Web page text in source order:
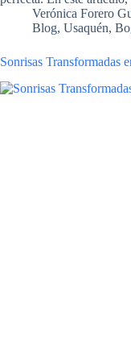
Verónica Forero
Blog, Usaquén,
Sonrisas Transformadas